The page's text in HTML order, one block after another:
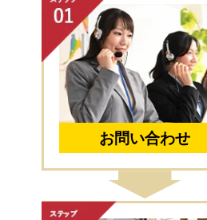
お問い合わせ